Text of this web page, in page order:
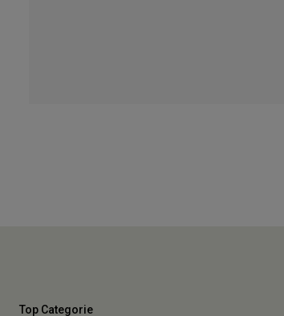
Top Categorie